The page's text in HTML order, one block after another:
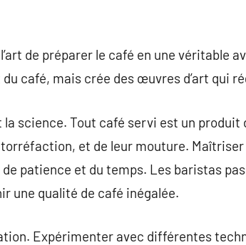
de préparer le café en une véritable
café, mais crée des œuvres d’art qui
science. Tout café servi est un produit
et de leur mouture.
patience et du temps. Les baristas
une qualité de café inégalée.
Expérimenter avec différentes